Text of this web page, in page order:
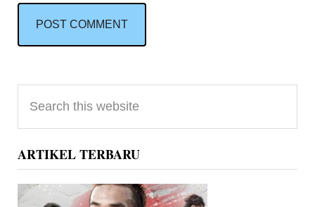
Primary
Sidebar
this
website
ARTIKEL TERBARU